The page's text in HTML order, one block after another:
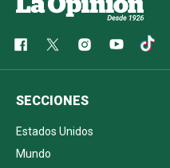
SECCIONES
Estados Unidos
Mundo